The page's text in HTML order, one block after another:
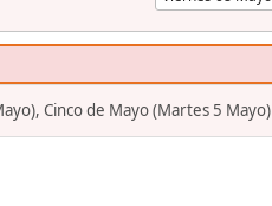
Cinco de Mayo (Martes 5 Mayo)